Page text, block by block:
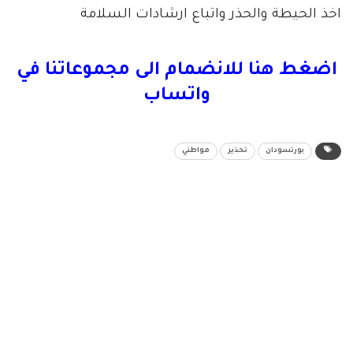
اخذ الحيطة والحذر واتباع ارشادات السلامة
اضغط هنا للانضمام الى مجموعاتنا في
واتساب
بورتسودان تحذير مواطني